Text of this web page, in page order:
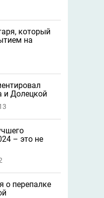
который
на
и Долецкой
– это не
о перепалке